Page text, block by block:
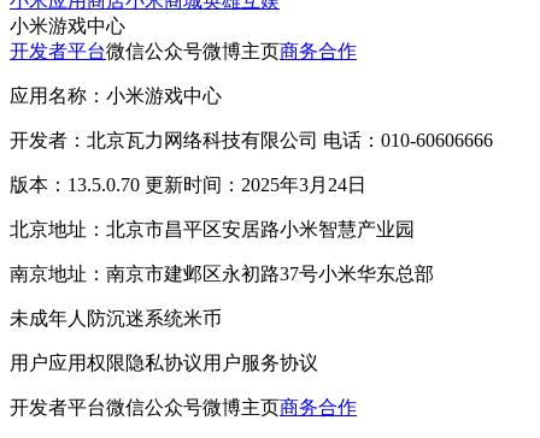
小米游戏中心
开发者平台微信公众号微博主页商务合作
应用名称：小米游戏中心
开发者：北京瓦力网络科技有限公司 电话：010-60606666
版本：13.5.0.70 更新时间：2025年3月24日
北京地址：北京市昌平区安居路小米智慧产业园
南京地址：南京市建邺区永初路37号小米华东总部
未成年人防沉迷系统米币
用户应用权限隐私协议用户服务协议
开发者平台微信公众号微博主页商务合作